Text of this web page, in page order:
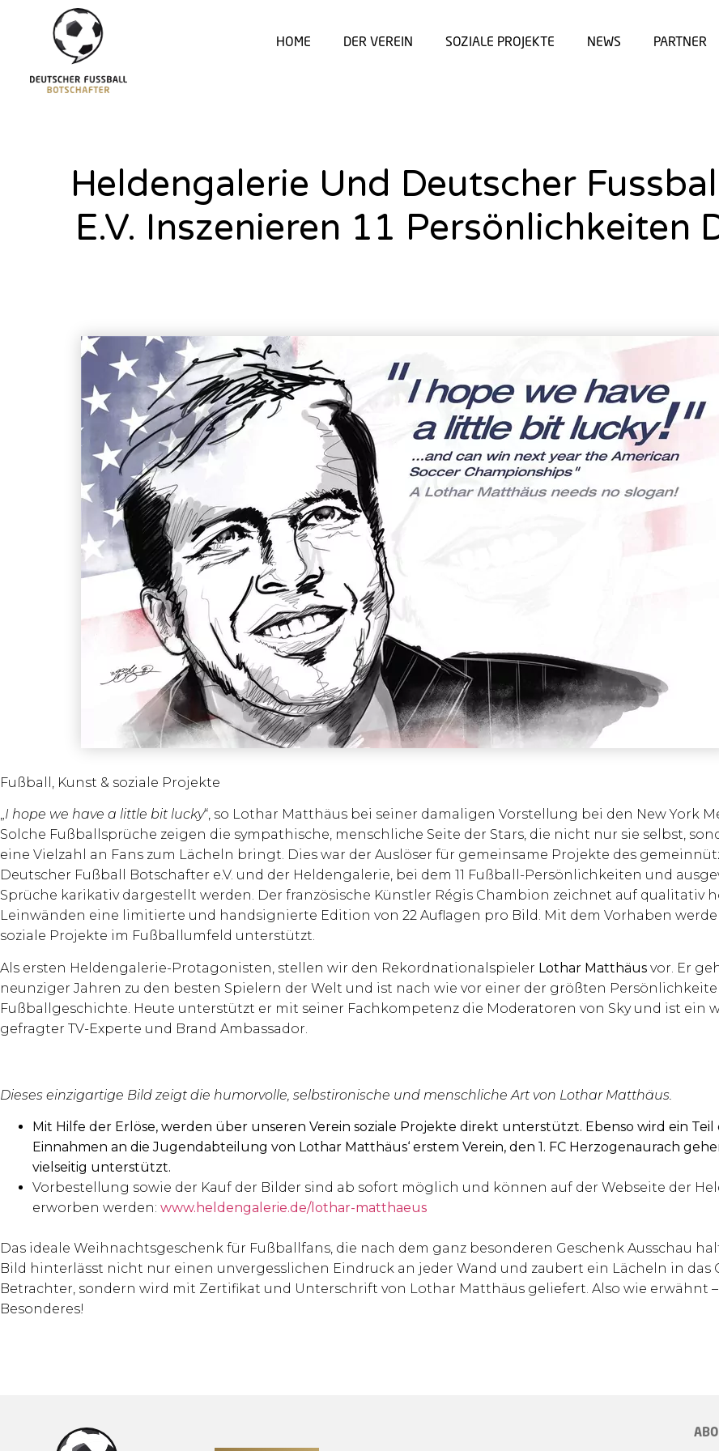
HOME DER VEREIN SOZIALE PROJEKTE NEWS PARTNER
Heldengalerie Und Deutscher
E.V. Inszenieren 11 Persönlichkeiten
Fußball, Kunst & soziale Projekte
„I hope we have a little bit lucky“, so Lothar Matthäus bei seiner damaligen Vorstellung bei den New York
Solche Fußballsprüche zeigen die sympathische, menschliche Seite der Stars, die nicht nur sie selbst,
eine Vielzahl an Fans zum Lächeln bringt. Dies war der Auslöser für gemeinsame Projekte des
Deutscher Fußball Botschafter e.V. und der Heldengalerie, bei dem 11 Fußball-Persönlichkeiten und
Sprüche karikativ dargestellt werden. Der französische Künstler Régis Chambion zeichnet auf qualitativ
Leinwänden eine limitierte und handsignierte Edition von 22 Auflagen pro Bild. Mit dem Vorhaben
soziale Projekte im Fußballumfeld unterstützt.
Als ersten Heldengalerie-Protagonisten, stellen wir den Rekordnationalspieler Lothar Matthäus vor. Er
neunziger Jahren zu den besten Spielern der Welt und ist nach wie vor einer der größten
Fußballgeschichte. Heute unterstützt er mit seiner Fachkompetenz die Moderatoren von Sky und ist ein
gefragter TV-Experte und Brand Ambassador.
Dieses einzigartige Bild zeigt die humorvolle, selbstironische und menschliche Art von Lothar Matthäus.
Mit Hilfe der Erlöse, werden über unseren Verein soziale Projekte direkt unterstützt. Ebenso wird ein Teil
Einnahmen an die Jugendabteilung von Lothar Matthäus‘ erstem Verein, den 1. FC Herzogenaurach
vielseitig unterstützt.
Vorbestellung sowie der Kauf der Bilder sind ab sofort möglich und können auf der Webseite der
erworben werden: www.heldengalerie.de/lothar-matthaeus
Das ideale Weihnachtsgeschenk für Fußballfans, die nach dem ganz besonderen Geschenk Ausschau
Bild hinterlässt nicht nur einen unvergesslichen Eindruck an jeder Wand und zaubert ein Lächeln in das
Betrachter, sondern wird mit Zertifikat und Unterschrift von Lothar Matthäus geliefert. Also wie erwähnt
Besonderes!